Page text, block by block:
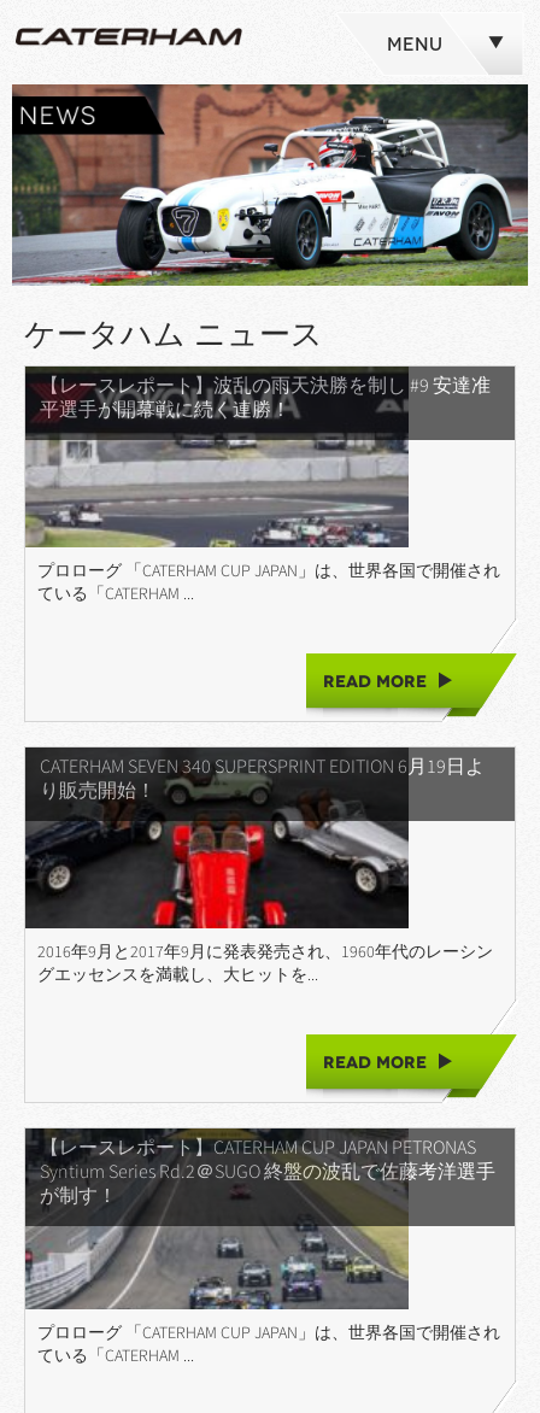
MENU
ケータハム ニュース
【レースレポート】波乱の雨天決勝を制し #9 安達准
平選手が開幕戦に続く連勝！
プロローグ 「CATERHAM CUP JAPAN」は、世界各国で開催され
ている「CATERHAM ...
READ MORE
CATERHAM SEVEN 340 SUPERSPRINT EDITION 6月19日よ
り販売開始！
2016年9月と2017年9月に発表発売され、1960年代のレーシン
グエッセンスを満載し、大ヒットを...
READ MORE
【レースレポート】CATERHAM CUP JAPAN PETRONAS
Syntium Series Rd.2＠SUGO 終盤の波乱で佐藤考洋選手
が制す！
プロローグ 「CATERHAM CUP JAPAN」は、世界各国で開催され
ている「CATERHAM ...